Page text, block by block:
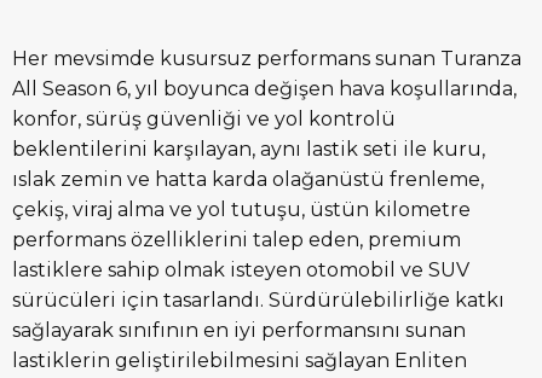
Her mevsimde kusursuz performans sunan Turanza
All Season 6, yıl boyunca değişen hava koşullarında,
konfor, sürüş güvenliği ve yol kontrolü
beklentilerini karşılayan, aynı lastik seti ile kuru,
ıslak zemin ve hatta karda olağanüstü frenleme,
çekiş, viraj alma ve yol tutuşu, üstün kilometre
performans özelliklerini talep eden, premium
lastiklere sahip olmak isteyen otomobil ve SUV
sürücüleri için tasarlandı. Sürdürülebilirliğe katkı
sağlayarak sınıfının en iyi performansını sunan
lastiklerin geliştirilebilmesini sağlayan Enliten